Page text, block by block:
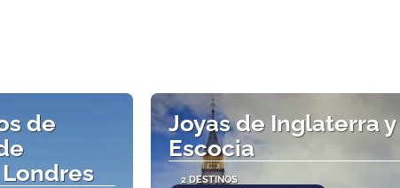
de
Joyas de Inglaterra y
Escocia
2 DESTINOS